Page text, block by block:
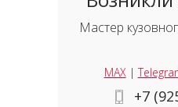
Мастер
MAX|
+7